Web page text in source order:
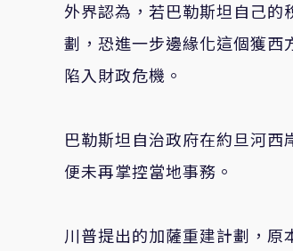
外界認為，若巴勒斯坦自己
劃，恐進一步邊緣化這個獲西
陷入財政危機。
巴勒斯坦自治政府在約旦河西
便未再掌控當地事務。
川普提出的加薩重建計劃，原